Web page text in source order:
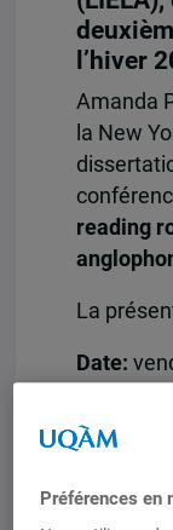
l’hiver
Amanda
la New
reading
La
Date:
Lieu:
(UQAM)
Préférences en